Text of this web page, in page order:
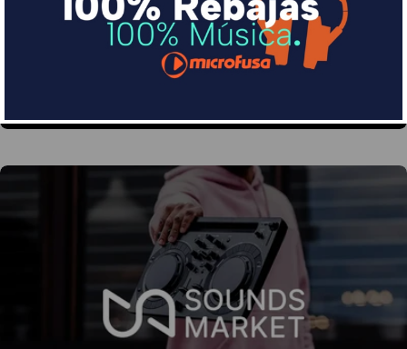
Divide en 3 sin coste o hasta en 18 meses por una
pequeña cuota al mes con Sequra